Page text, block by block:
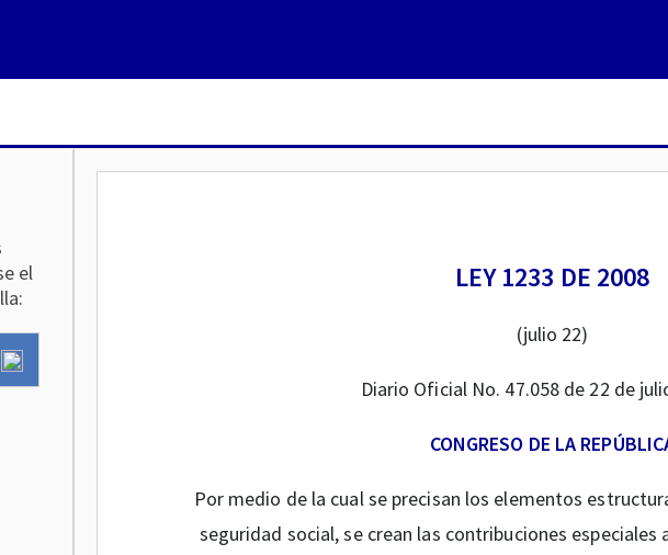
el
LEY 1233 DE 2008
(julio 22)
Diario Oficial No. 47.058 de 22 de
CONGRESO DE LA
Por medio de la cual se precisan los elementos
seguridad social, se crean las contribuciones especiales